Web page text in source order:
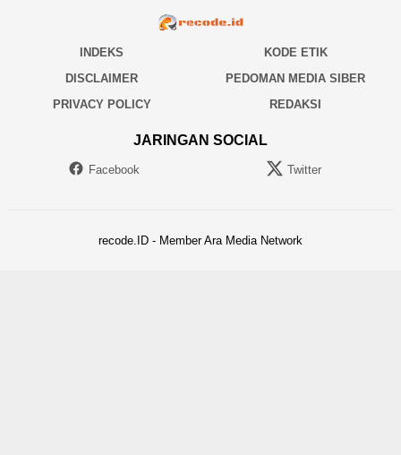
INDEKS
KODE ETIK
DISCLAIMER
PEDOMAN MEDIA SIBER
PRIVACY POLICY
REDAKSI
JARINGAN SOCIAL
Facebook Twitter
recode.ID - Member Ara Media Network